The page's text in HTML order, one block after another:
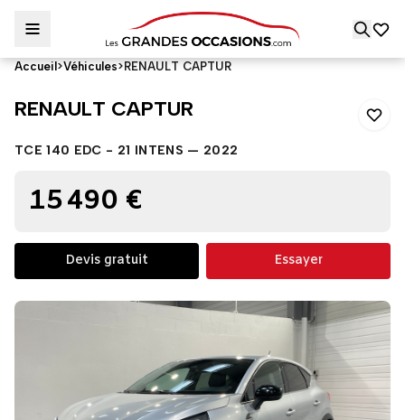
Accueil >Véhicules> RENAULT CAPTUR
RENAULT CAPTUR
RENAULT CAPTUR
TCE 140 EDC - 21 INTENS — 2022
15 490 €
Devis gratuit Essayer